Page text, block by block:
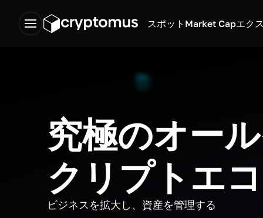
スポット Market Capエク
究極のオー
クリプトエ
ビジネスを拡大し、資産を管理する